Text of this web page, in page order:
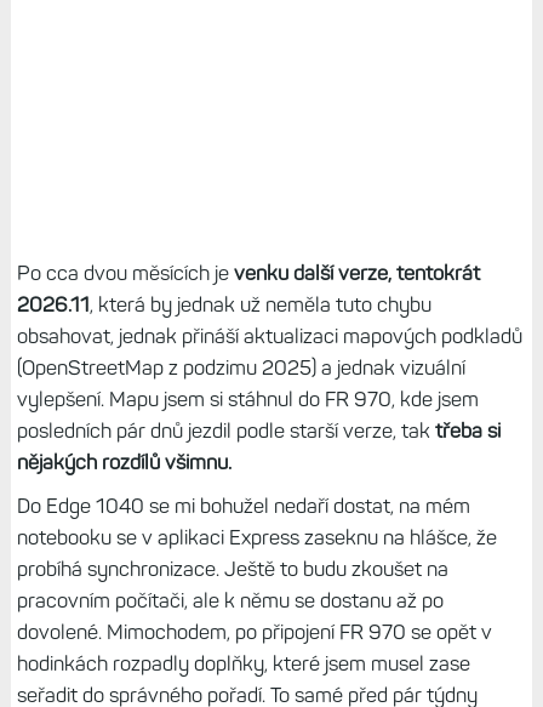
Po cca dvou měsících je venku další verze, tentokrát
2026.11, která by jednak už neměla tuto chybu
obsahovat, jednak přináší aktualizaci mapových podkladů
(OpenStreetMap z podzimu 2025) a jednak vizuální
vylepšení. Mapu jsem si stáhnul do FR 970, kde jsem
posledních pár dnů jezdil podle starší verze, tak třeba si
nějakých rozdílů všimnu.
Do Edge 1040 se mi bohužel nedaří dostat, na mém
notebooku se v aplikaci Express zaseknu na hlášce, že
probíhá synchronizace. Ještě to budu zkoušet na
pracovním počítači, ale k němu se dostanu až po
dovolené. Mimochodem, po připojení FR 970 se opět v
hodinkách rozpadly doplňky, které jsem musel zase
seřadit do správného pořadí. To samé před pár týdny